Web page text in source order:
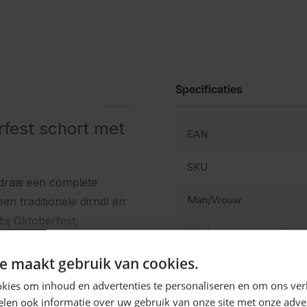
schort met
een complete
traditionele dirndl en
Oktoberfest,
Een leuke en originele
een volledig kostuum
en eenvoudig om te
Specificaties
EAN
SKU
Man/Vrouw
Wasbaar
Kleur
maakt gebruik van cookies.
om inhoud en advertenties te personaliseren en om ons
ook informatie over uw gebruik van onze site met onze
Ontvang5%
KORTING!